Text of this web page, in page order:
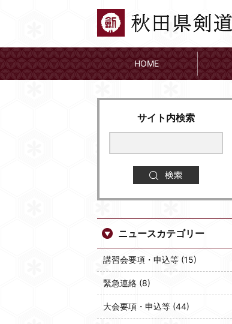
HOME
サイト内検索
ニュースカテゴリー
講習会要項・申込等 (15)
緊急連絡 (8)
大会要項・申込等 (44)